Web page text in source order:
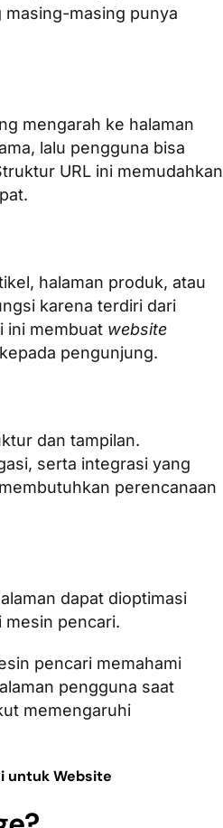
masing-masing punya
mengarah ke halaman
lalu pengguna bisa
URL ini memudahkan
halaman produk, atau
karena terdiri dari
ini membuat website
pengunjung.
dan tampilan.
serta integrasi yang
perencanaan
dapat dioptimasi
pencari.
pencari memahami
pengguna saat
memengaruhi
untuk Website